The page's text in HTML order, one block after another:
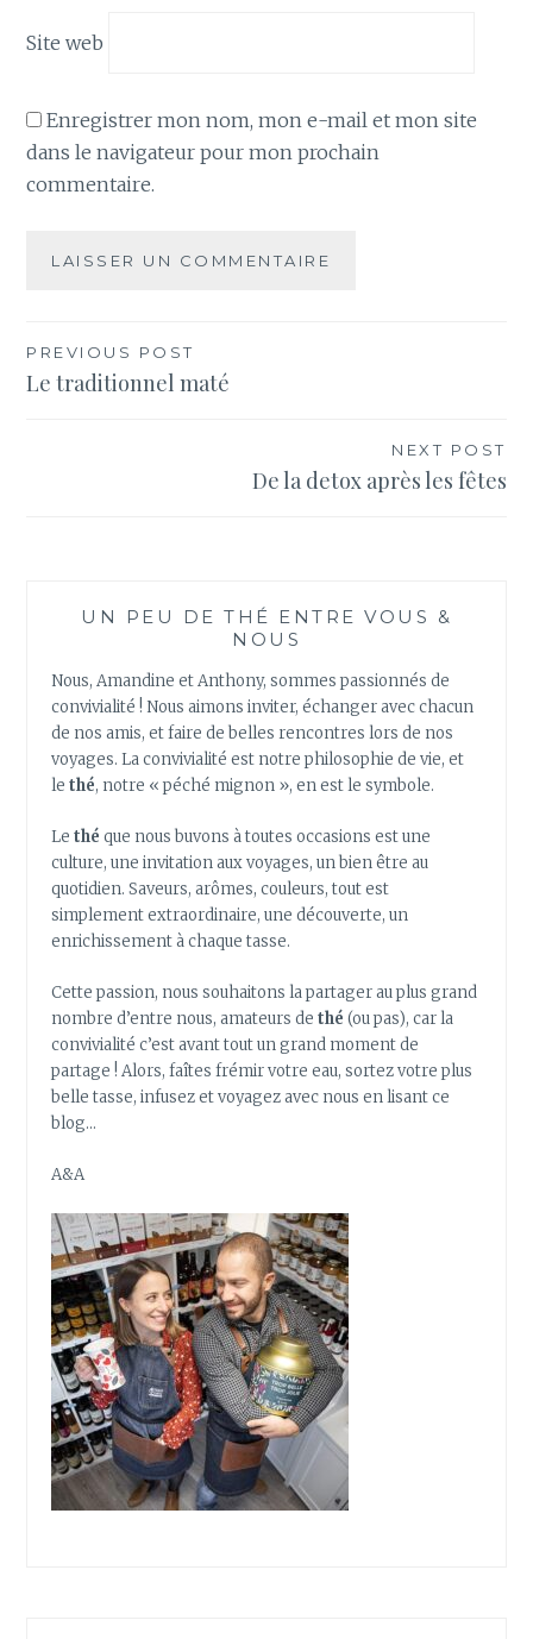
Site web
Enregistrer mon nom, mon e-mail et mon site
dans le navigateur pour mon prochain
commentaire.
Navigation
de
PREVIOUS POST
Le traditionnel maté
NEXT POST
De la detox après les fêtes
UN PEU DE THÉ ENTRE VOUS &
NOUS
Nous, Amandine et Anthony, sommes passionnés de
convivialité ! Nous aimons inviter, échanger avec chacun
de nos amis, et faire de belles rencontres lors de nos
voyages. La convivialité est notre philosophie de vie, et
lethé, notre « péché mignon », en est le symbole.
Lethé que nous buvons à toutes occasions est une
culture, une invitation aux voyages, un bien être au
quotidien. Saveurs, arômes, couleurs, tout est
simplement extraordinaire, une découverte, un
enrichissement à chaque tasse.
Cette passion, nous souhaitons la partager au plus grand
nombre d’entre nous, amateurs de thé (ou pas), car la
convivialité c’est avant tout un grand moment de
partage ! Alors, faîtes frémir votre eau, sortez votre plus
belle tasse, infusez et voyagez avec nous en lisant ce
blog…
A&A